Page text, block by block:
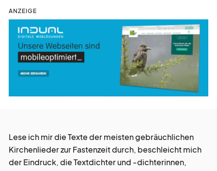
zeit vertreib
nicht vergessen
kreativ tätig
ANZEIGE
Lese ich mir die Texte der meisten gebräuchlichen
Kirchenlieder zur Fastenzeit durch, beschleicht mich
der Eindruck, die Textdichter und -dichterinnen,